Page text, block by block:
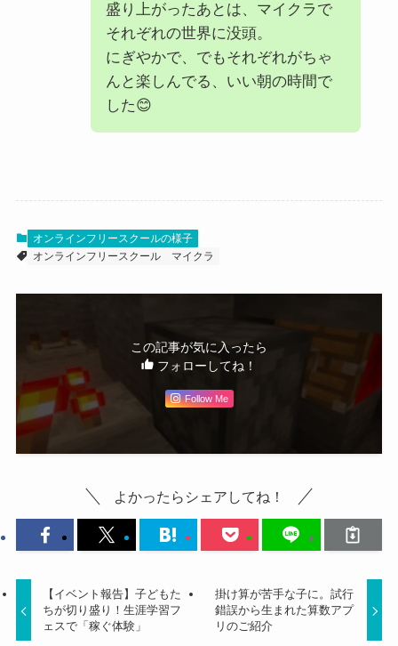
盛り上がったあとは、マイクラで
それぞれの世界に没頭。
にぎやかで、でもそれぞれがちゃ
んと楽しんでる、いい朝の時間で
した😊
オンラインフリースクールの様子
オンラインフリースクール
マイクラ
この記事が気に入ったら
フォローしてね！
Follow Me
よかったらシェアしてね！
【イベント報告】子どもた
ちが切り盛り！生涯学習フ
ェスで「稼ぐ体験」
掛け算が苦手な子に。試行
錯誤から生まれた算数アプ
リのご紹介